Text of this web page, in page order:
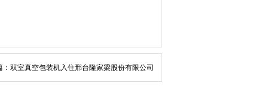
：双室真空包装机入住邢台隆家梁股份有限公司